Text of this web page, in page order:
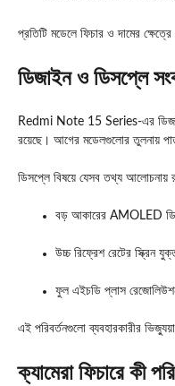
প্রতিটি মডেলে ফিচার ও দামের
ডিজাইন ও ডিসপ্লে
Redmi Note 15 Series-এর
রয়েছে। আগের মডেলগুলোর তুলনায়
ডিসপ্লে বিষয়ে যেসব তথ্য আলোচনায়
বড় আকারের AMOLED
উচ্চ রিফ্রেশ রেটের স্ক্রিন
ফুল এইচডি প্লাস
এই পরিবর্তনগুলো ব্যবহারকারীর
ক্যামেরা ফিচারে কী